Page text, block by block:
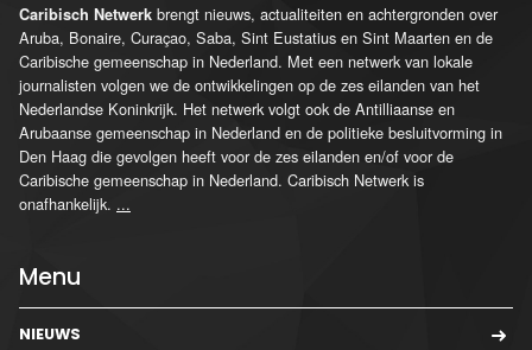
Caribisch Netwerk brengt nieuws, actualiteiten en achtergronden over
Aruba, Bonaire, Curaçao, Saba, Sint Eustatius en Sint Maarten en de
Caribische gemeenschap in Nederland. Met een netwerk van lokale
journalisten volgen we de ontwikkelingen op de zes eilanden van het
Nederlandse Koninkrijk. Het netwerk volgt ook de Antilliaanse en
Arubaanse gemeenschap in Nederland en de politieke besluitvorming in
Den Haag die gevolgen heeft voor de zes eilanden en/of voor de
Caribische gemeenschap in Nederland. Caribisch Netwerk is
onafhankelijk. ...
Menu
NIEUWS